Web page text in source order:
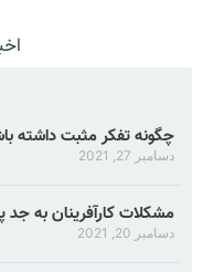
چگونه تفکر مثبت داشته
دسامبر 27, 2021
مشکلات کارآفرینان به
دسامبر 20, 2021